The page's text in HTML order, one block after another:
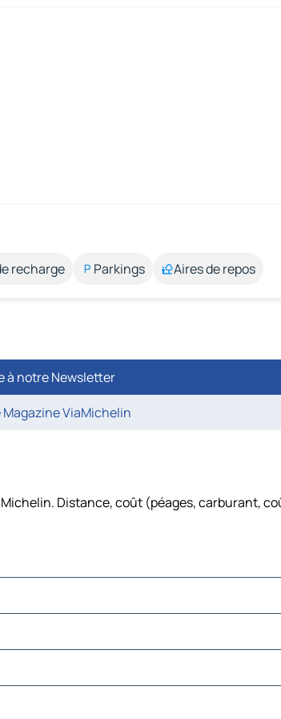
recharge Parkings Aires de repos
à notre Newsletter
ViaMichelin
Distance, coût (péages, carburant,